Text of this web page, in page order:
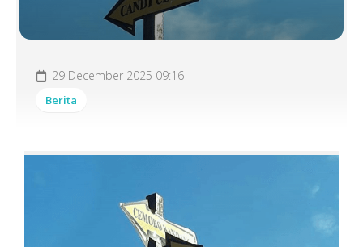
29 December 2025 09:16
Berita